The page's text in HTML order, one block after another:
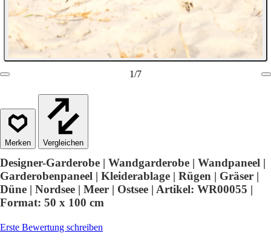
1/7
Vergleichen
Designer-Garderobe | Wandgarderobe | Wandpaneel |
Garderobenpaneel | Kleiderablage | Rügen | Gräser |
Düne | Nordsee | Meer | Ostsee | Artikel: WR00055 |
Format: 50 x 100 cm
Erste Bewertung schreiben